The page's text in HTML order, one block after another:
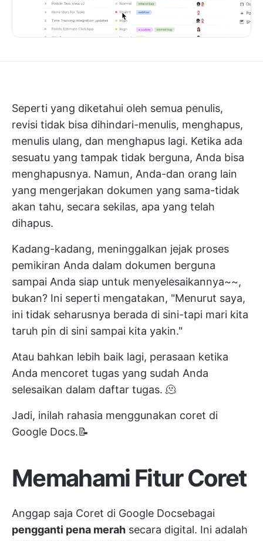
Seperti yang diketahui oleh semua penulis,
revisi tidak bisa dihindari-menulis, menghapus,
menulis ulang, dan menghapus lagi. Ketika ada
sesuatu yang tampak tidak berguna, Anda bisa
menghapusnya. Namun, Anda-dan orang lain
yang mengerjakan dokumen yang sama-tidak
akan tahu, secara sekilas, apa yang telah
dihapus.
Kadang-kadang, meninggalkan jejak proses
pemikiran Anda dalam dokumen berguna
sampai Anda siap untuk menyelesaikannya~~,
bukan? Ini seperti mengatakan, "Menurut saya,
ini tidak seharusnya berada di sini-tapi mari kita
taruh pin di sini sampai kita yakin."
Atau bahkan lebih baik lagi, perasaan ketika
Anda mencoret tugas yang sudah Anda
selesaikan dalam daftar tugas. 🫠
Jadi, inilah rahasia menggunakan coret di
Google Docs.📝
Memahami Fitur Coret
Anggap saja Coret di Google Docsebagai
pengganti pena merah secara digital. Ini adalah